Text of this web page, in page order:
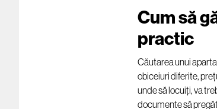
Cum să
practic
Căutarea unui
obiceiuri diferite,
unde să locuiți, va
documente să